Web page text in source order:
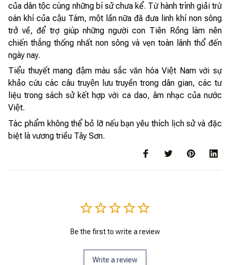
của dân tộc cùng những bí sử chưa kể. Từ hành trình giải trừ
oán khí của cậu Tám, một lần nữa đã đưa linh khí non sông
trở về, để trợ giúp những người con Tiên Rồng làm nên
chiến thắng thống nhất non sông và vẹn toàn lãnh thổ đến
ngày nay.
Tiểu thuyết mang đậm màu sắc văn hóa Việt Nam với sự
khảo cứu các câu truyện lưu truyền trong dân gian, các tư
liệu trong sách sử kết hợp với ca dao, âm nhạc của nước
Việt.
Tác phẩm không thể bỏ lỡ nếu bạn yêu thích lịch sử và đặc
biệt là vương triều Tây Sơn.
Be the first to write a review
Write a review